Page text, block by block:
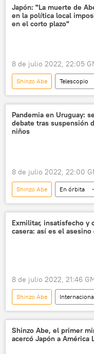
Asesinato de Shinzo Abe
Japón: "La muerte de
en la política local
en el corto plazo"
8 de julio 2022, 22:05
Shinzo Abe Telescopio
Japón
magnicidio
Pandemia en Uruguay:
debate tras suspensión
niños
8 de julio 2022, 22:00
Shinzo Abe En órbita
Brasil
Ola de incendios en la
amazonía
Pfizer
coronavirus en América
vacunación contra el COVID-
Exmilitar, insatisfecho y
casera: así es el asesino
8 de julio 2022, 21:46
Shinzo Abe
Tetsuya Yamagami
Shinzo Abe, el primer
acercó Japón a América